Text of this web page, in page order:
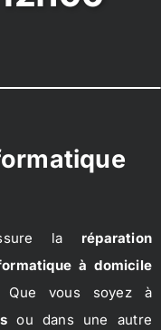
la réparation
à domicile
Que vous soyez à
ou dans une autre